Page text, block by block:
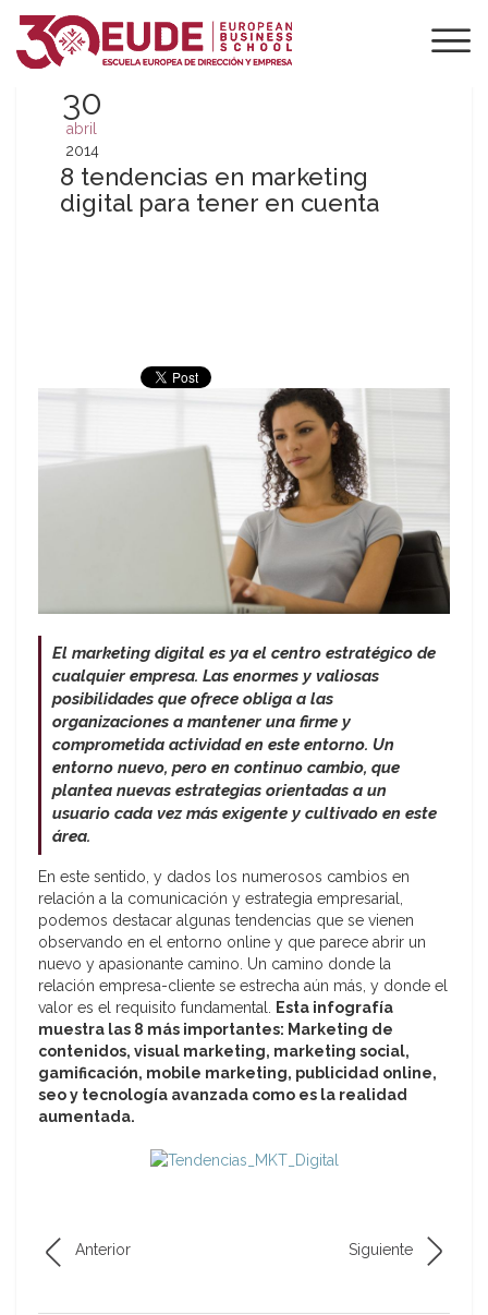
30
abril
2014
8 tendencias en marketing
digital para tener en cuenta
El marketing digital es ya el centro estratégico de
cualquier empresa. Las enormes y valiosas
posibilidades que ofrece obliga a las
organizaciones a mantener una firme y
comprometida actividad en este entorno. Un
entorno nuevo, pero en continuo cambio, que
plantea nuevas estrategias orientadas a un
usuario cada vez más exigente y cultivado en este
área.
En este sentido, y dados los numerosos cambios en
relación a la comunicación y estrategia empresarial,
podemos destacar algunas tendencias que se vienen
observando en el entorno online y que parece abrir un
nuevo y apasionante camino. Un camino donde la
relación empresa-cliente se estrecha aún más, y donde el
valor es el requisito fundamental. Esta infografía
muestra las 8 más importantes: Marketing de
contenidos, visual marketing, marketing social,
gamificación, mobile marketing, publicidad online,
seo y tecnología avanzada como es la realidad
aumentada.
Anterior Siguiente